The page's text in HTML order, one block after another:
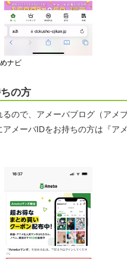
ナビ
の方
るので、アメーバブログ（アメ
アメーバIDをお持ちの方は『ア